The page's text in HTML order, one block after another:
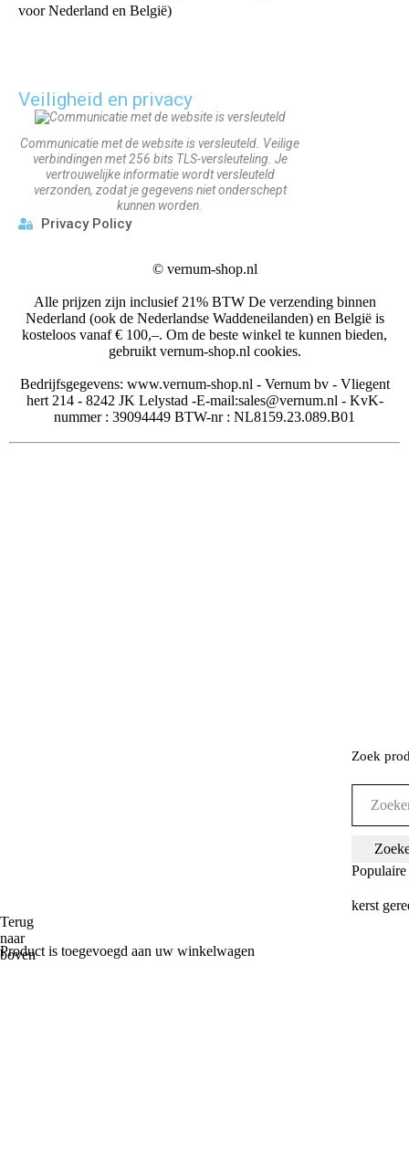
voor Nederland en België)
Veiligheid en privacy
Communicatie met de website is versleuteld. Veilige
verbindingen met 256 bits TLS-versleuteling. Je
vertrouwelijke informatie wordt versleuteld
verzonden, zodat je gegevens niet onderschept
kunnen worden.
Privacy Policy
© vernum-shop.nl
Alle prijzen zijn inclusief 21% BTW De verzending binnen
Nederland (ook de Nederlandse Waddeneilanden) en België is
kosteloos vanaf € 100,–. Om de beste winkel te kunnen bieden,
gebruikt vernum-shop.nl cookies.
Bedrijfsgegevens: www.vernum-shop.nl - Vernum bv - Vliegent
hert 214 - 8242 JK Lelystad -E-mail:sales@vernum.nl - KvK-
nummer : 39094449 BTW-nr : NL8159.23.089.B01
Zoek
kerst
Terug
naar
boven
Product is toegevoegd aan uw winkelwagen